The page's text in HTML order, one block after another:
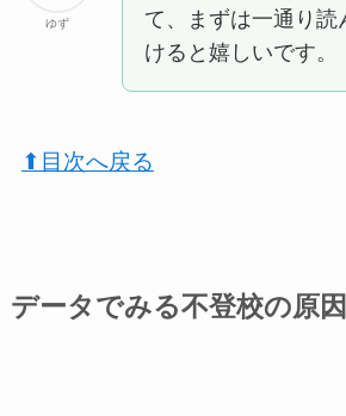
ゆず
て、まずは一通り読
けると嬉しいです。
⬆︎目次へ戻る
データでみる不登校の原因